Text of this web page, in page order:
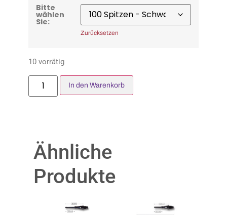
Bitte
wählen
Sie:
Zurücksetzen
10 vorrätig
In den Warenkorb
Ähnliche
Produkte